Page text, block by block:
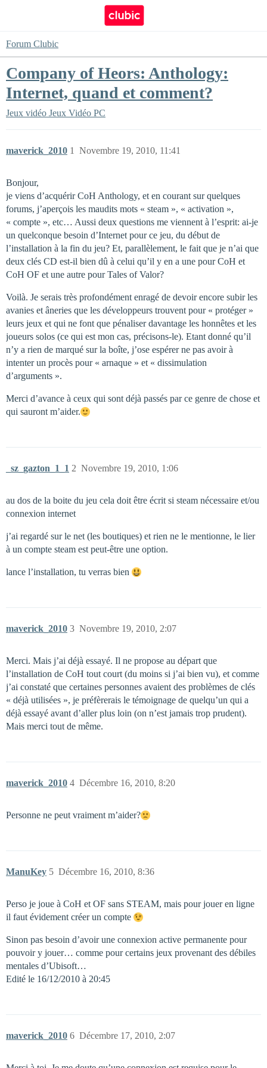
Forum Clubic
Company of Heors: Anthology:
Internet, quand et comment?
Jeux vidéo Jeux Vidéo PC
maverick_2010 Novembre 19, 2010, 11:41
1
Bonjour,
je viens d’acquérir CoH Anthology, et en courant sur quelques
forums, j’aperçois les maudits mots « steam », « activation »,
« compte », etc… Aussi deux questions me viennent à l’esprit: ai-je
un quelconque besoin d’Internet pour ce jeu, du début de
l’installation à la fin du jeu? Et, parallèlement, le fait que je n’ai que
deux clés CD est-il bien dû à celui qu’il y en a une pour CoH et
CoH OF et une autre pour Tales of Valor?
Voilà. Je serais très profondément enragé de devoir encore subir les
avanies et âneries que les développeurs trouvent pour « protéger »
leurs jeux et qui ne font que pénaliser davantage les honnêtes et les
joueurs solos (ce qui est mon cas, précisons-le). Etant donné qu’il
n’y a rien de marqué sur la boîte, j’ose espérer ne pas avoir à
intenter un procès pour « arnaque » et « dissimulation
d’arguments ».
Merci d’avance à ceux qui sont déjà passés par ce genre de chose et
qui sauront m’aider.
_sz_gazton_1_1 Novembre 19, 2010, 1:06
2
au dos de la boite du jeu cela doit être écrit si steam nécessaire et/ou
connexion internet
j’ai regardé sur le net (les boutiques) et rien ne le mentionne, le lier
à un compte steam est peut-être une option.
lance l’installation, tu verras bien
maverick_2010 Novembre 19, 2010, 2:07
3
Merci. Mais j’ai déjà essayé. Il ne propose au départ que
l’installation de CoH tout court (du moins si j’ai bien vu), et comme
j’ai constaté que certaines personnes avaient des problèmes de clés
« déjà utilisées », je préfèrerais le témoignage de quelqu’un qui a
déjà essayé avant d’aller plus loin (on n’est jamais trop prudent).
Mais merci tout de même.
maverick_2010 Décembre 16, 2010, 8:20
4
Personne ne peut vraiment m’aider?
ManuKey Décembre 16, 2010, 8:36
5
Perso je joue à CoH et OF sans STEAM, mais pour jouer en ligne
il faut évidement créer un compte
Sinon pas besoin d’avoir une connexion active permanente pour
pouvoir y jouer… comme pour certains jeux provenant des débiles
mentales d’Ubisoft…
Edité le 16/12/2010 à 20:45
maverick_2010 Décembre 17, 2010, 2:07
6